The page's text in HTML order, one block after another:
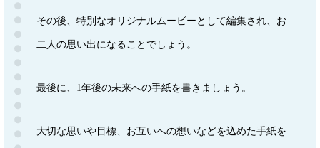
その後、特別なオリジナルムービーとして編集され、お
二人の思い出になることでしょう。
最後に、1年後の未来への手紙を書きましょう。
大切な思いや目標、お互いへの想いなどを込めた手紙を